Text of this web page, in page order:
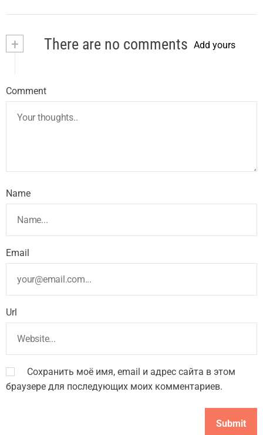
+ There are no comments Add yours
Comment
Name
Email
Url
Сохранить моё имя, email и адрес сайта в этом
браузере для последующих моих комментариев.